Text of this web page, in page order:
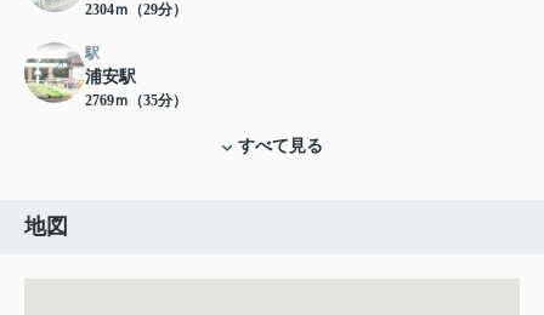
2304ｍ（29分）
駅
浦安駅
2769ｍ（35分）
すべて見る
地図